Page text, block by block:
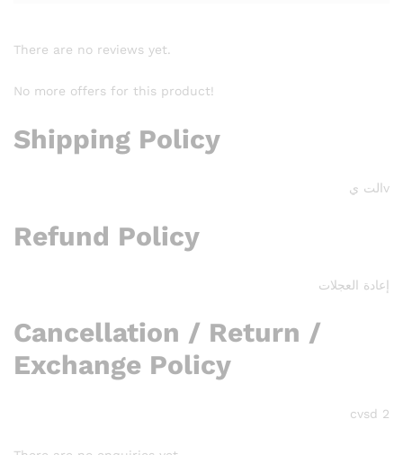
There are no reviews yet.
No more offers for this product!
Shipping Policy
vالت ي
Refund Policy
إعادة العجلات
Cancellation / Return /
Exchange Policy
cvsd 2